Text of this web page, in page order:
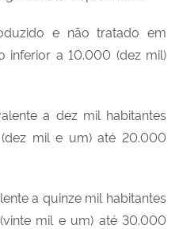
e não tratado em
inferior a 10.000 (dez mil)
a dez mil habitantes
mil e um) até 20.000
a quinze mil habitantes
mil e um) até 30.000